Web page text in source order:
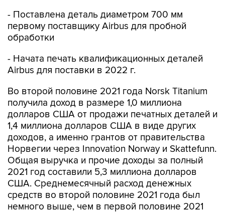
- Поставлена деталь диаметром 700 мм
первому поставщику Airbus для пробной
обработки
- Начата печать квалификационных деталей
Airbus для поставки в 2022 г.
Во второй половине 2021 года Norsk Titanium
получила доход в размере 1,0 миллиона
долларов США от продажи печатных деталей и
1,4 миллиона долларов США в виде других
доходов, а именно грантов от правительства
Норвегии через Innovation Norway и Skattefunn.
Общая выручка и прочие доходы за полный
2021 год составили 5,3 миллиона долларов
США. Среднемесячный расход денежных
средств во второй половине 2021 года был
немного выше, чем в первой половине 2021